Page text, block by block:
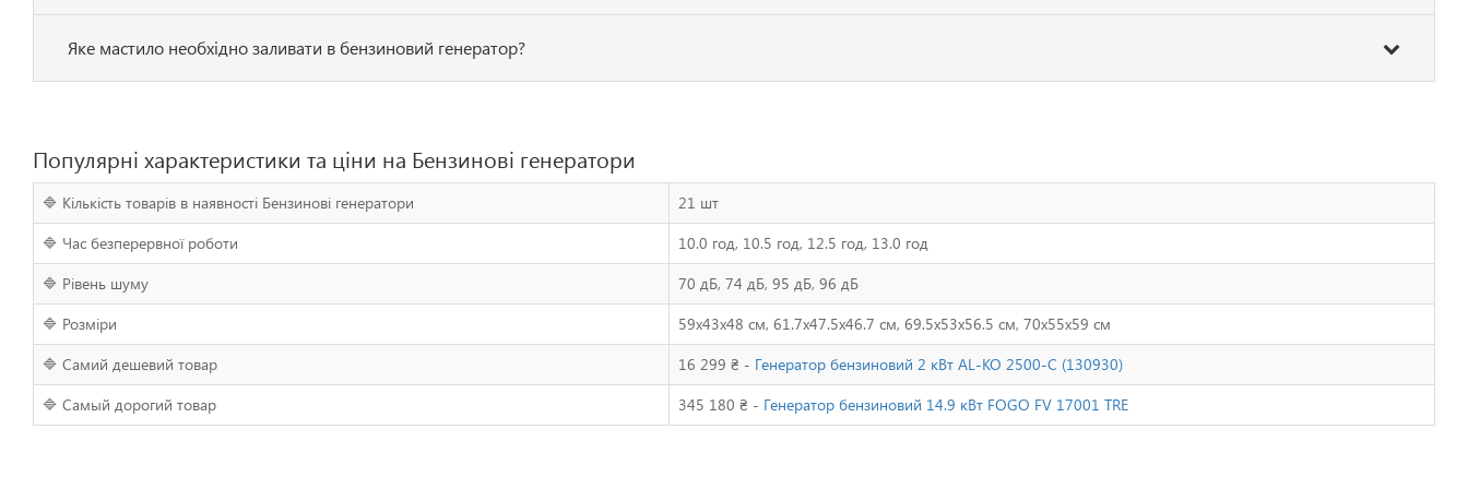
Яке мастило необхідно заливати в бензиновий генератор?
Популярні характеристики та ціни на Бензинові генератори
🔷 Кількість товарів в наявності Бензинові генератори
21 шт
🔷 Час безперервної роботи
10.0 год, 10.5 год, 12.5 год, 13.0 год
🔷 Рівень шуму
70 дБ, 74 дБ, 95 дБ, 96 дБ
🔷 Розміри
59x43x48 см, 61.7x47.5x46.7 см, 69.5x53x56.5 см, 70x55x59 см
🔷 Самий дешевий товар
16 299 ₴ - Генератор бензиновий 2 кВт AL-KO 2500-C (130930)
🔷 Самый дорогий товар
345 180 ₴ - Генератор бензиновий 14.9 кВт FOGO FV 17001 TRE